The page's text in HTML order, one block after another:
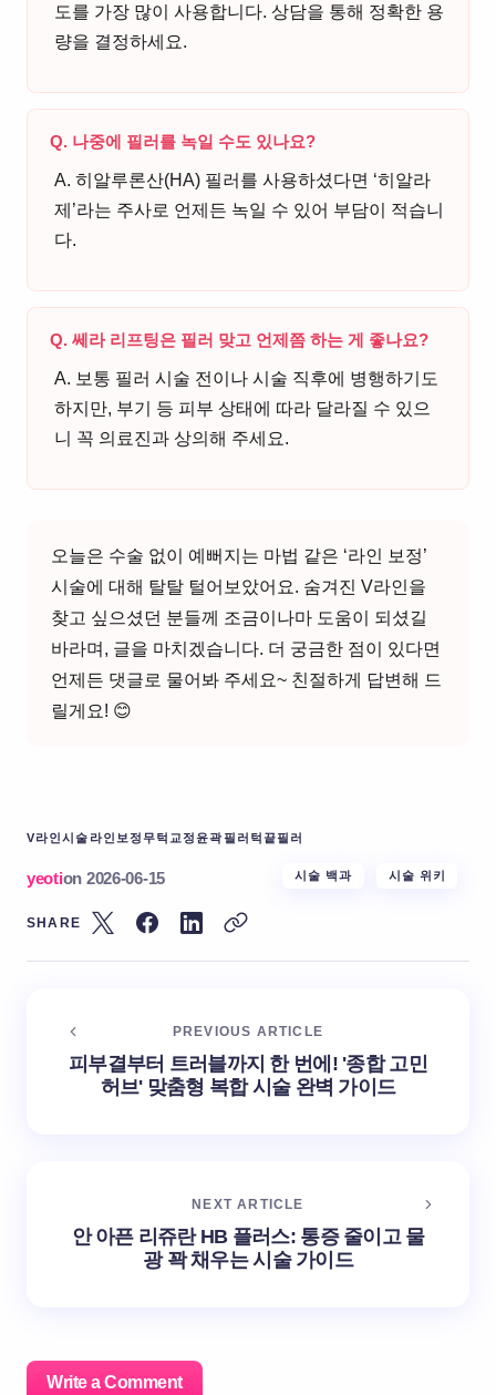
도를 가장 많이 사용합니다. 상담을 통해 정확한 용
량을 결정하세요.
Q. 나중에 필러를 녹일 수도 있나요?
A. 히알루론산(HA) 필러를 사용하셨다면 ‘히알라
제’라는 주사로 언제든 녹일 수 있어 부담이 적습니
다.
Q. 쎄라 리프팅은 필러 맞고 언제쯤 하는 게 좋나요?
A. 보통 필러 시술 전이나 시술 직후에 병행하기도
하지만, 부기 등 피부 상태에 따라 달라질 수 있으
니 꼭 의료진과 상의해 주세요.
오늘은 수술 없이 예뻐지는 마법 같은 ‘라인 보정’
시술에 대해 탈탈 털어보았어요. 숨겨진 V라인을
찾고 싶으셨던 분들께 조금이나마 도움이 되셨길
바라며, 글을 마치겠습니다. 더 궁금한 점이 있다면
언제든 댓글로 물어봐 주세요~ 친절하게 답변해 드
릴게요! 😊
V라인시술 라인보정무턱교정윤곽필러 턱끝필러
yeotion 2026-06-15 시술 백과 시술 위키
SHARE
PREVIOUS ARTICLE
피부결부터 트러블까지 한 번에! '종합 고민
허브' 맞춤형 복합 시술 완벽 가이드
NEXT ARTICLE
안 아픈 리쥬란 HB 플러스: 통증 줄이고 물
광 꽉 채우는 시술 가이드
Write a Comment